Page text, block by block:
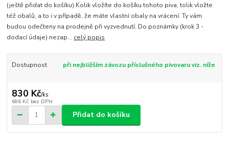
(ještě přidat do košíku).Kolik vložíte do košíku tohoto piva, tolik vložte
též obalů, a to i v případě, že máte vlastní obaly na vrácení. Ty vám
budou odečteny na prodejně při vyzvednutí. Do poznámky (krok 3 -
dodací údaje) nezap... celý popis
Dostupnost při nejbližším závozu příslušného pivovaru viz. níže
830 Kč/ks
686 Kč bez DPH
Přidat do košíku